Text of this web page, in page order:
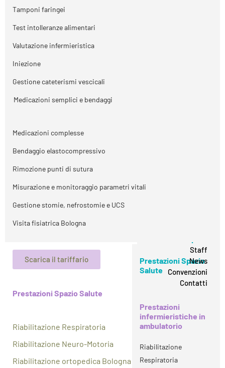
Prestazioni
ambulatorio
Riabilitazione
Riabilitazione Neuro-
NEWS
CONVENZIONI
Prestazioni Spazio
Salute
Prestazioni
infermieristiche in
ambulatorio
Riabilitazione
Respiratoria
Staff
News
Convenzioni
Contatti
Tamponi faringei
Test intolleranze alimentari
Valutazione infermieristica
Iniezione
Gestione cateterismi vescicali
Medicazioni semplici e bendaggi
Medicazioni complesse
Bendaggio elastocompressivo
Rimozione punti di sutura
Misurazione e monitoraggio parametri vitali
Gestione stomie, nefrostomie e UCS
Visita fisiatrica Bologna
Scarica il tariffario
Prestazioni Spazio Salute
Riabilitazione Respiratoria
Riabilitazione Neuro-Motoria
Riabilitazione ortopedica Bologna